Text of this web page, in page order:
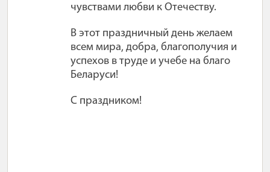
чувствами любви к Отечеству.
В этот праздничный день желаем
всем мира, добра, благополучия и
успехов в труде и учебе на благо
Беларуси!
С праздником!